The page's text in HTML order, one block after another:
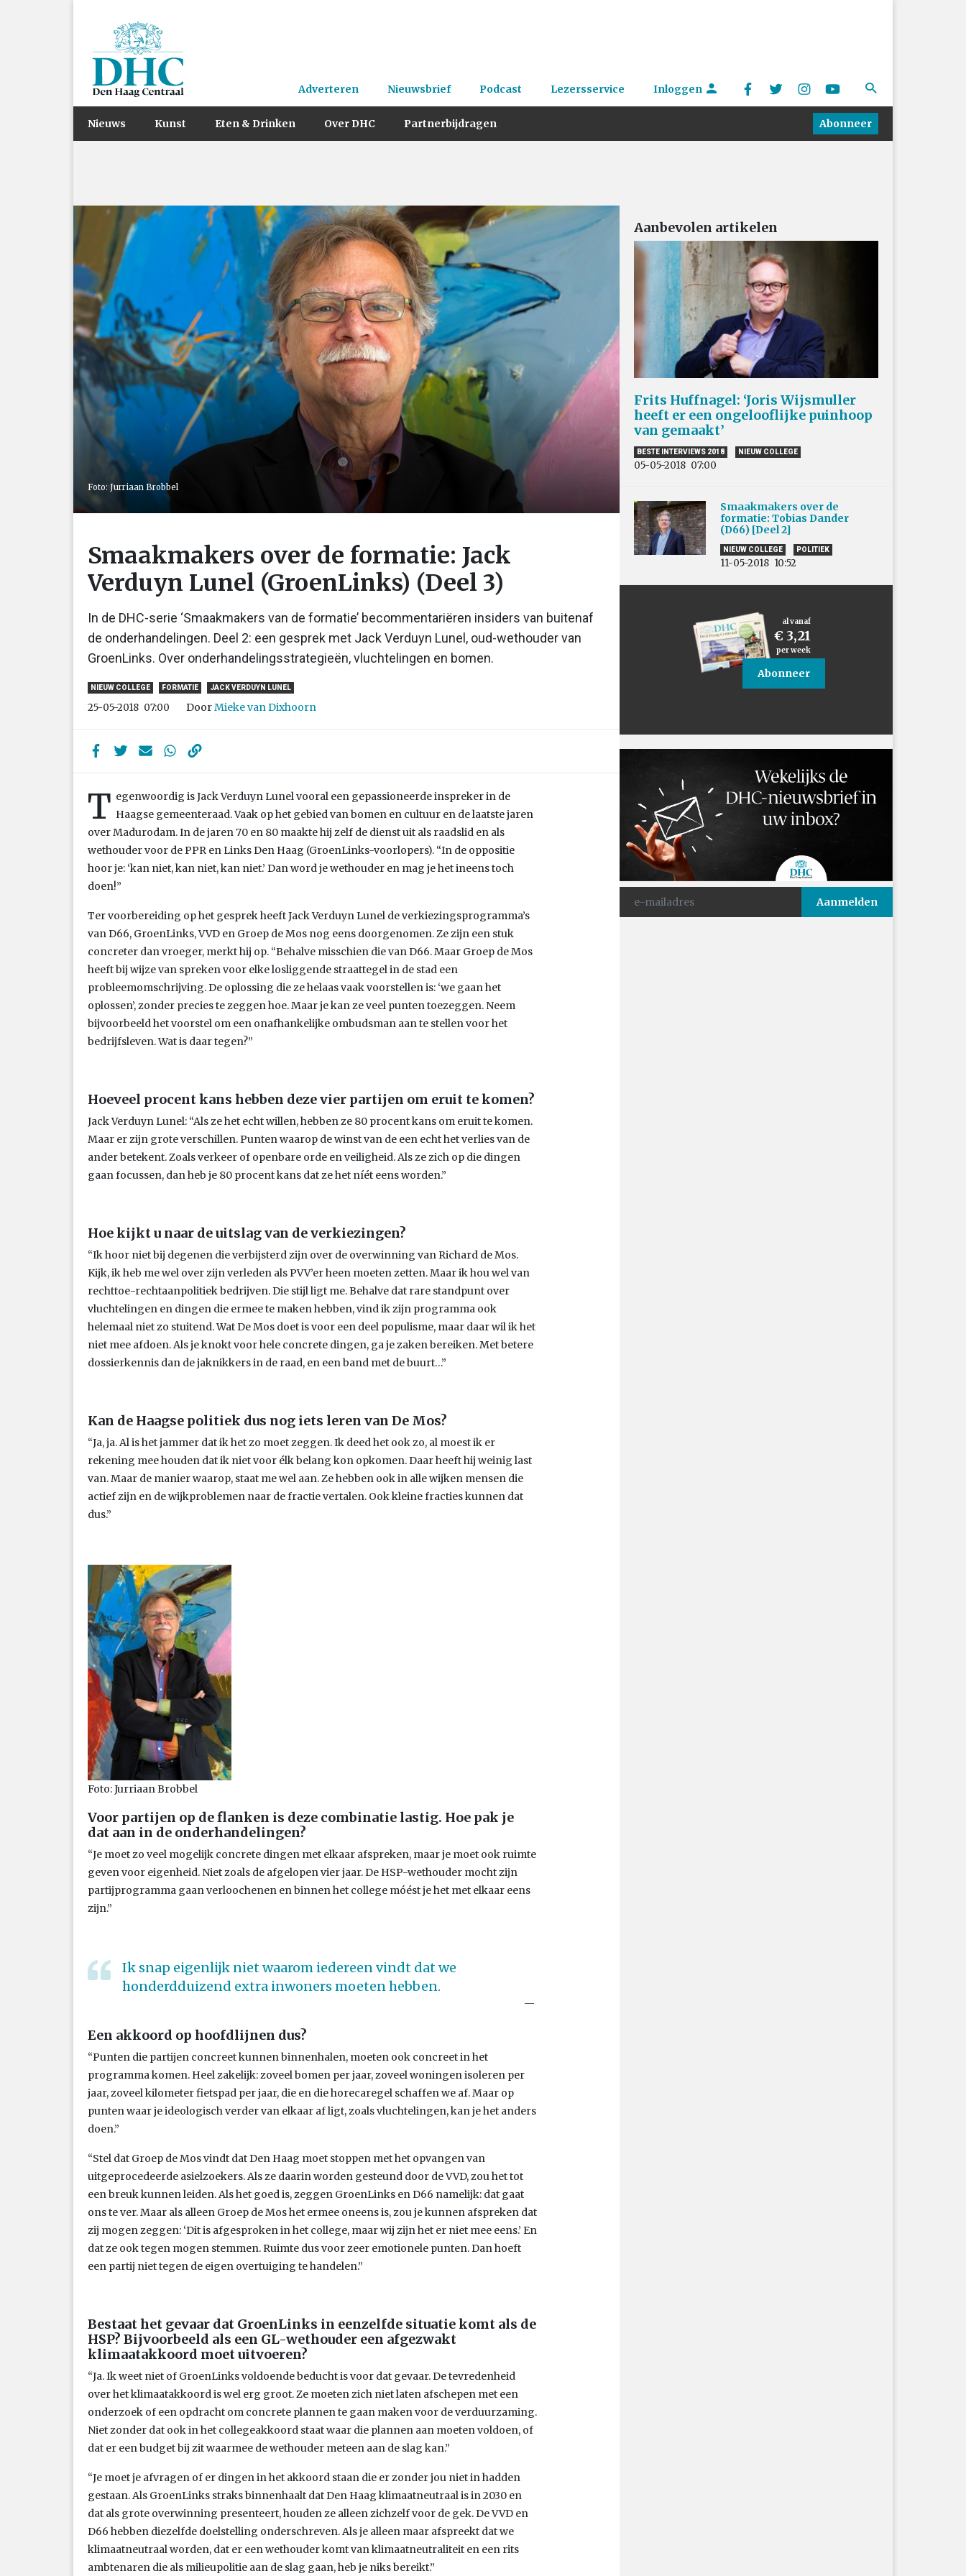
Adverteren Nieuwsbrief Podcast Lezersservice Inloggen
Nieuws Kunst Eten & Drinken Over DHC Partnerbijdragen Abonneer
Foto: Jurriaan Brobbel
Smaakmakers over de formatie: Jack
Verduyn Lunel (GroenLinks) (Deel 3)
In de DHC-serie ‘Smaakmakers van de formatie’ becommentariëren insiders van buitenaf
de onderhandelingen. Deel 2: een gesprek met Jack Verduyn Lunel, oud-wethouder van
GroenLinks. Over onderhandelingsstrategieën, vluchtelingen en bomen.
NIEUW COLLEGE FORMATIE JACK VERDUYN LUNEL
25-05-2018 07:00 DoorMieke van Dixhoorn
T egenwoordig is Jack Verduyn Lunel vooral een gepassioneerde inspreker in de
Haagse gemeenteraad. Vaak op het gebied van bomen en cultuur en de laatste jaren
over Madurodam. In de jaren 70 en 80 maakte hij zelf de dienst uit als raadslid en als
wethouder voor de PPR en Links Den Haag (GroenLinks-voorlopers). “In de oppositie
hoor je: ‘kan niet, kan niet, kan niet.’ Dan word je wethouder en mag je het ineens toch
doen!”
Ter voorbereiding op het gesprek heeft Jack Verduyn Lunel de verkiezingsprogramma’s
van D66, GroenLinks, VVD en Groep de Mos nog eens doorgenomen. Ze zijn een stuk
concreter dan vroeger, merkt hij op. “Behalve misschien die van D66. Maar Groep de Mos
heeft bij wijze van spreken voor elke losliggende straattegel in de stad een
probleemomschrijving. De oplossing die ze helaas vaak voorstellen is: ‘we gaan het
oplossen’, zonder precies te zeggen hoe. Maar je kan ze veel punten toezeggen. Neem
bijvoorbeeld het voorstel om een onafhankelijke ombudsman aan te stellen voor het
bedrijfsleven. Wat is daar tegen?”
Hoeveel procent kans hebben deze vier partijen om eruit te komen?
Jack Verduyn Lunel: “Als ze het echt willen, hebben ze 80 procent kans om eruit te komen.
Maar er zijn grote verschillen. Punten waarop de winst van de een echt het verlies van de
ander betekent. Zoals verkeer of openbare orde en veiligheid. Als ze zich op die dingen
gaan focussen, dan heb je 80 procent kans dat ze het níét eens worden.”
Hoe kijkt u naar de uitslag van de verkiezingen?
“Ik hoor niet bij degenen die verbijsterd zijn over de overwinning van Richard de Mos.
Kijk, ik heb me wel over zijn verleden als PVV’er heen moeten zetten. Maar ik hou wel van
rechttoe-rechtaanpolitiek bedrijven. Die stijl ligt me. Behalve dat rare standpunt over
vluchtelingen en dingen die ermee te maken hebben, vind ik zijn programma ook
helemaal niet zo stuitend. Wat De Mos doet is voor een deel populisme, maar daar wil ik het
niet mee afdoen. Als je knokt voor hele concrete dingen, ga je zaken bereiken. Met betere
dossierkennis dan de jaknikkers in de raad, en een band met de buurt…”
Kan de Haagse politiek dus nog iets leren van De Mos?
“Ja, ja. Al is het jammer dat ik het zo moet zeggen. Ik deed het ook zo, al moest ik er
rekening mee houden dat ik niet voor élk belang kon opkomen. Daar heeft hij weinig last
van. Maar de manier waarop, staat me wel aan. Ze hebben ook in alle wijken mensen die
actief zijn en de wijkproblemen naar de fractie vertalen. Ook kleine fracties kunnen dat
dus.”
Foto: Jurriaan Brobbel
Voor partijen op de flanken is deze combinatie lastig. Hoe pak je
dat aan in de onderhandelingen?
“Je moet zo veel mogelijk concrete dingen met elkaar afspreken, maar je moet ook ruimte
geven voor eigenheid. Niet zoals de afgelopen vier jaar. De HSP-wethouder mocht zijn
partijprogramma gaan verloochenen en binnen het college móést je het met elkaar eens
zijn.”
Ik snap eigenlijk niet waarom iedereen vindt dat we
honderdduizend extra inwoners moeten hebben.
Een akkoord op hoofdlijnen dus?
“Punten die partijen concreet kunnen binnenhalen, moeten ook concreet in het
programma komen. Heel zakelijk: zoveel bomen per jaar, zoveel woningen isoleren per
jaar, zoveel kilometer fietspad per jaar, die en die horecaregel schaffen we af. Maar op
punten waar je ideologisch verder van elkaar af ligt, zoals vluchtelingen, kan je het anders
doen.”
“Stel dat Groep de Mos vindt dat Den Haag moet stoppen met het opvangen van
uitgeprocedeerde asielzoekers. Als ze daarin worden gesteund door de VVD, zou het tot
een breuk kunnen leiden. Als het goed is, zeggen GroenLinks en D66 namelijk: dat gaat
ons te ver. Maar als alleen Groep de Mos het ermee oneens is, zou je kunnen afspreken dat
zij mogen zeggen: ‘Dit is afgesproken in het college, maar wij zijn het er niet mee eens.’ En
dat ze ook tegen mogen stemmen. Ruimte dus voor zeer emotionele punten. Dan hoeft
een partij niet tegen de eigen overtuiging te handelen.”
Bestaat het gevaar dat GroenLinks in eenzelfde situatie komt als de
HSP? Bijvoorbeeld als een GL-wethouder een afgezwakt
klimaatakkoord moet uitvoeren?
“Ja. Ik weet niet of GroenLinks voldoende beducht is voor dat gevaar. De tevredenheid
over het klimaatakkoord is wel erg groot. Ze moeten zich niet laten afschepen met een
onderzoek of een opdracht om concrete plannen te gaan maken voor de verduurzaming.
Niet zonder dat ook in het collegeakkoord staat waar die plannen aan moeten voldoen, of
dat er een budget bij zit waarmee de wethouder meteen aan de slag kan.”
“Je moet je afvragen of er dingen in het akkoord staan die er zonder jou niet in hadden
gestaan. Als GroenLinks straks binnenhaalt dat Den Haag klimaatneutraal is in 2030 en
dat als grote overwinning presenteert, houden ze alleen zichzelf voor de gek. De VVD en
D66 hebben diezelfde doelstelling onderschreven. Als je alleen maar afspreekt dat we
klimaatneutraal worden, dat er een wethouder komt van klimaatneutraliteit en een rits
ambtenaren die als milieupolitie aan de slag gaan, heb je niks bereikt.”
Aanbevolen artikelen
Frits Huffnagel: ‘Joris Wijsmuller
heeft er een ongelooflijke puinhoop
van gemaakt’
BESTE INTERVIEWS 2018 NIEUW COLLEGE
05-05-2018 07:00
Smaakmakers over de
formatie: Tobias Dander
(D66) [Deel 2]
NIEUW COLLEGE POLITIEK
11-05-2018 10:52
al vanaf
€ 3,21
per week
Abonneer